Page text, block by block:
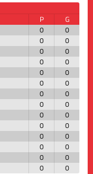
P
G
0
0
0
0
0
0
0
0
0
0
0
0
0
0
0
0
0
0
0
0
0
0
0
0
0
0
0 0